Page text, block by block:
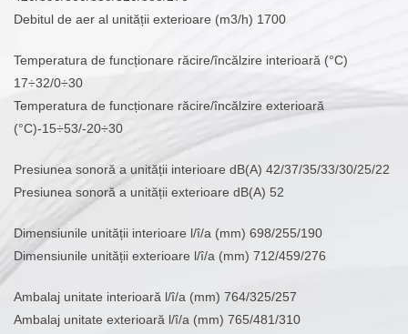
Debitul de aer al unității exterioare (m3/h) 1700
Temperatura de funcționare răcire/încălzire interioară (°C)
17÷32/0÷30
Temperatura de funcționare răcire/încălzire exterioară
(°C)-15÷53/-20÷30
Presiunea sonoră a unității interioare dB(A) 42/37/35/33/30/25/22
Presiunea sonoră a unității exterioare dB(A) 52
Dimensiunile unității interioare l/î/a (mm) 698/255/190
Dimensiunile unității exterioare l/î/a (mm) 712/459/276
Ambalaj unitate interioară l/î/a (mm) 764/325/257
Ambalaj unitate exterioară l/î/a (mm) 765/481/310